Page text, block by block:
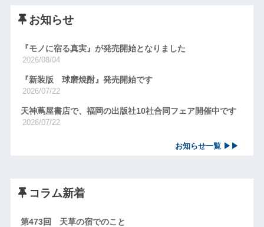
お知らせ
『モノに宿る真実』が発売開始となりました
2026/08/04
『新装版 球磨焼酎』発売開始です
2026/07/22
天神蔦屋書店で、福岡の出版社10社合同フェア開催中です
2026/07/22
お知らせ一覧 ▶▶
コラム新着
第473回 天草の宿でのこと